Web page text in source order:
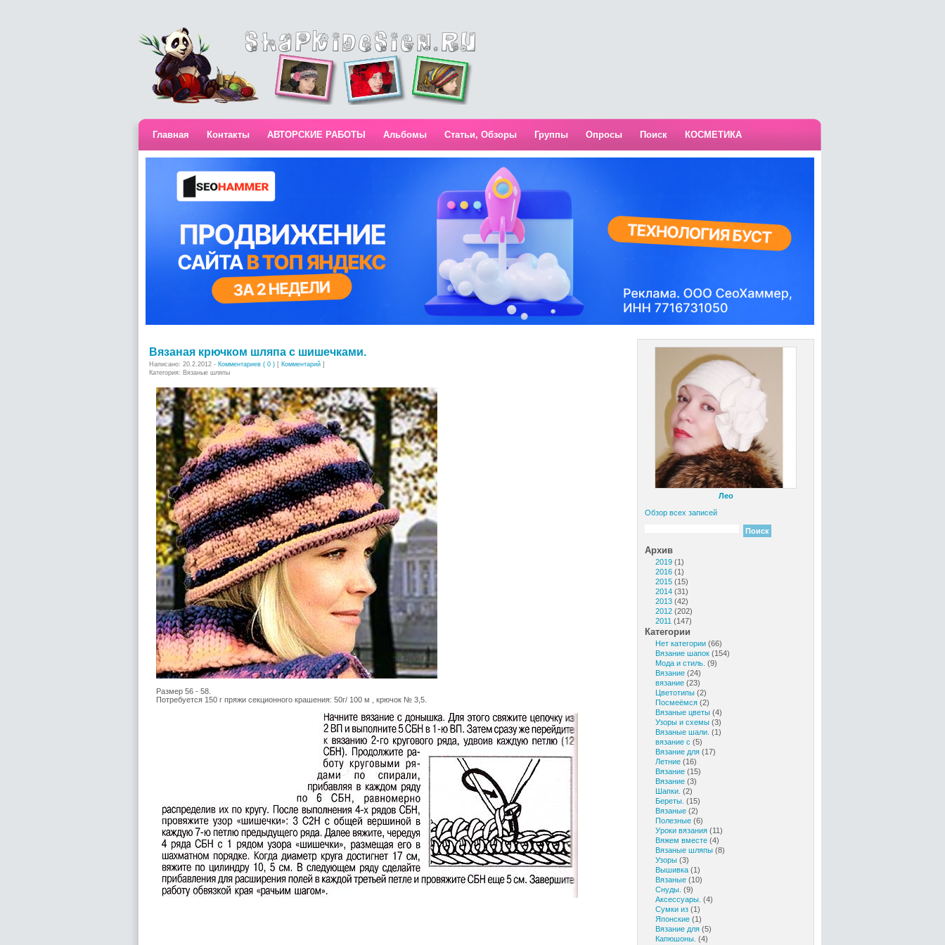
Главная Контакты АВТОРСКИЕ РАБОТЫ Альбомы Статьи, Обзоры Группы Опросы Поиск КОСМЕТИКА
Вязаная крючком шляпа с шишечками.
Написано: 20.2.2012 - Комментариев ( 0 ) [ Комментарий ]
Категория: Вязаные шляпы
Размер 56 - 58.
Потребуется 150 г пряжи секционного крашения: 50г/ 100 м , крючок № 3,5.
Лео
Обзор всех записей
Архив
2019 (1)
2016 (1)
2015 (15)
2014 (31)
2013 (42)
2012 (202)
2011 (147)
Категории
Нет категории (66)
Вязание шапок (154)
Мода и стиль. (9)
Вязание (24)
вязание (23)
Цветотипы (2)
Посмеёмся (2)
Вязаные цветы (4)
Узоры и схемы (3)
Вязаные шали. (1)
вязание с (5)
Вязание для (17)
Летние (16)
Вязание (15)
Вязание (3)
Шапки. (2)
Береты. (15)
Вязаные (2)
Полезные (6)
Уроки вязания (11)
Вяжем вместе (4)
Вязаные шляпы (8)
Узоры (3)
Вышивка (1)
Вязаные (10)
Снуды. (9)
Аксессуары. (4)
Сумки из (1)
Японские (1)
Вязание для (5)
Капюшоны. (4)